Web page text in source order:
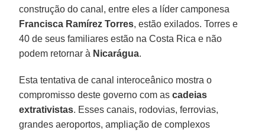
construção do canal, entre eles a líder camponesa
Francisca Ramírez Torres, estão exilados. Torres e
40 de seus familiares estão na Costa Rica e não
podem retornar à Nicarágua.
Esta tentativa de canal interoceânico mostra o
compromisso deste governo com ascadeias
extrativistas. Esses canais, rodovias, ferrovias,
grandes aeroportos, ampliação de complexos